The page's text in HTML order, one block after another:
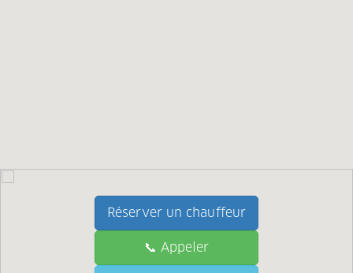
📞 Call
Réserver un chauffeur
📞 Appeler